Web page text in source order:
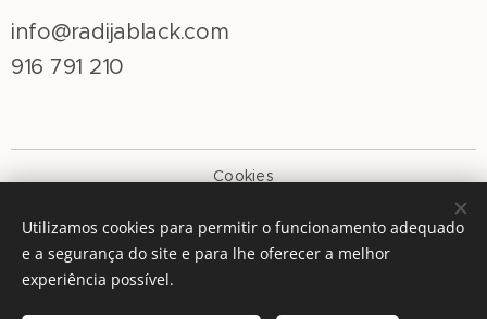
info@radijablack.com
916 791 210
Cookies
Idiomas
Português
American English
Utilizamos cookies para permitir o funcionamento adequado
e a segurança do site e para lhe oferecer a melhor
experiência possível.